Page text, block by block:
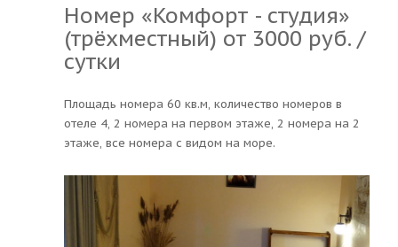
Номер «Комфорт - студия»
(трёхместный) от 3000 руб. /
сутки
Площадь номера 60 кв.м, количество номеров в
отеле 4, 2 номера на первом этаже, 2 номера на 2
этаже, все номера с видом на море.